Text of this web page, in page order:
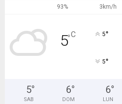
93% 3km/h
5°C 5°
5°
5°
SAB
6°
DOM
6°
LUN